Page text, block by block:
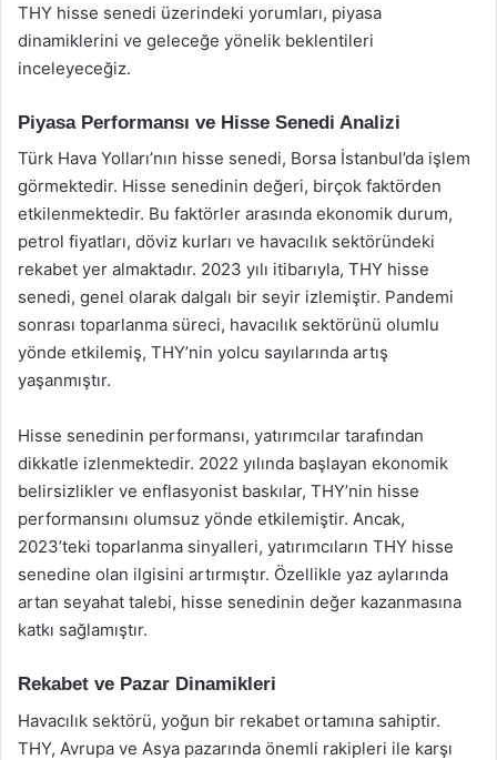
THY hisse senedi üzerindeki yorumları, piyasa
dinamiklerini ve geleceğe yönelik beklentileri
inceleyeceğiz.
Piyasa Performansı ve Hisse Senedi Analizi
Türk Hava Yolları’nın hisse senedi, Borsa İstanbul’da işlem
görmektedir. Hisse senedinin değeri, birçok faktörden
etkilenmektedir. Bu faktörler arasında ekonomik durum,
petrol fiyatları, döviz kurları ve havacılık sektöründeki
rekabet yer almaktadır. 2023 yılı itibarıyla, THY hisse
senedi, genel olarak dalgalı bir seyir izlemiştir. Pandemi
sonrası toparlanma süreci, havacılık sektörünü olumlu
yönde etkilemiş, THY’nin yolcu sayılarında artış
yaşanmıştır.
Hisse senedinin performansı, yatırımcılar tarafından
dikkatle izlenmektedir. 2022 yılında başlayan ekonomik
belirsizlikler ve enflasyonist baskılar, THY’nin hisse
performansını olumsuz yönde etkilemiştir. Ancak,
2023’teki toparlanma sinyalleri, yatırımcıların THY hisse
senedine olan ilgisini artırmıştır. Özellikle yaz aylarında
artan seyahat talebi, hisse senedinin değer kazanmasına
katkı sağlamıştır.
Rekabet ve Pazar Dinamikleri
Havacılık sektörü, yoğun bir rekabet ortamına sahiptir.
THY, Avrupa ve Asya pazarında önemli rakipleri ile karşı